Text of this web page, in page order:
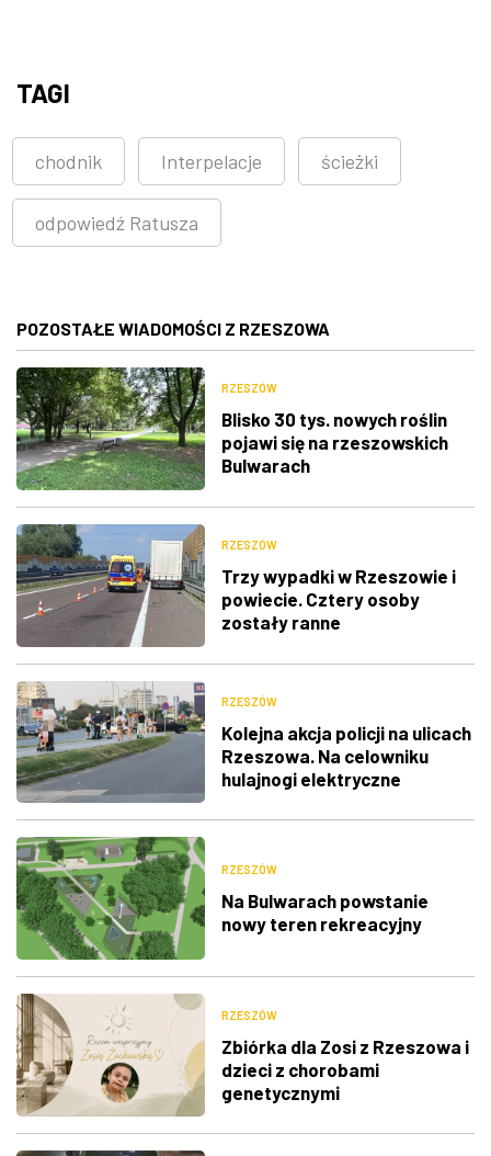
TAGI
chodnik Interpelacje ścieżki
odpowiedź Ratusza
POZOSTAŁE WIADOMOŚCI Z RZESZOWA
RZESZÓW
Blisko 30 tys. nowych roślin
pojawi się na rzeszowskich
Bulwarach
RZESZÓW
Trzy wypadki w Rzeszowie i
powiecie. Cztery osoby
zostały ranne
RZESZÓW
Kolejna akcja policji na ulicach
Rzeszowa. Na celowniku
hulajnogi elektryczne
RZESZÓW
Na Bulwarach powstanie
nowy teren rekreacyjny
RZESZÓW
Zbiórka dla Zosi z Rzeszowa i
dzieci z chorobami
genetycznymi